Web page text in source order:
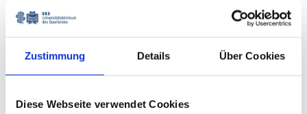
Zustimmung Details Über Cookies
Diese Webseite verwendet Cookies
Fortbildungsangebote des
Brustkrebszentrums am UKS
Wir bieten für niedergelassene Kolleginnen und